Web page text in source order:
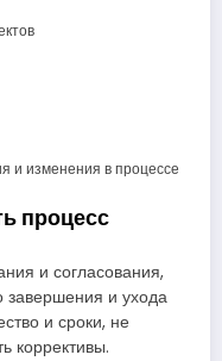
и изменения в процессе
процесс
и согласования,
завершения и ухода
и сроки, не
коррективы.